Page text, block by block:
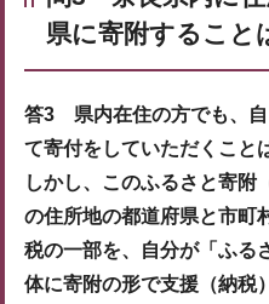
県に寄附すること
答3 県内在住の方でも、自
て寄付をしていただくこと
しかし、このふるさと寄附
の住所地の都道府県と市町
税の一部を、自分が「ふる
体に寄附の形で支援（納税